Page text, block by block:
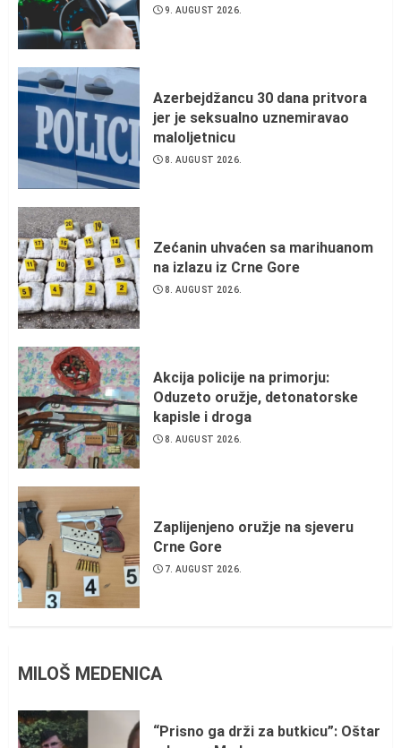
9. AUGUST 2026.
Azerbejdžancu 30 dana pritvora
jer je seksualno uznemiravao
maloljetnicu
8. AUGUST 2026.
Zećanin uhvaćen sa marihuanom
na izlazu iz Crne Gore
8. AUGUST 2026.
Akcija policije na primorju:
Oduzeto oružje, detonatorske
kapisle i droga
8. AUGUST 2026.
Zaplijenjeno oružje na sjeveru
Crne Gore
7. AUGUST 2026.
MILOŠ MEDENICA
“Prisno ga drži za butkicu”: Oštar